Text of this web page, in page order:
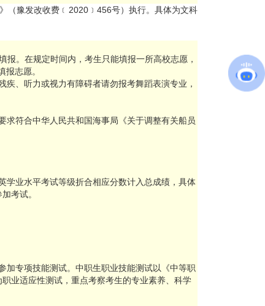
（豫发改收费﹝2020﹞456号）执行。具体为文科
。在规定时间内，考生只能填报一所高校志愿，
志愿。
、听力或视力有障碍者请勿报考舞蹈表演专业，
求符合中华人民共和国海事局《关于调整有关船员
学业水平考试等级折合相应分数计入总成绩，具体
考试。
加专项技能测试。中职生职业技能测试以《中等职
业适应性测试，重点考察考生的专业素养、科学